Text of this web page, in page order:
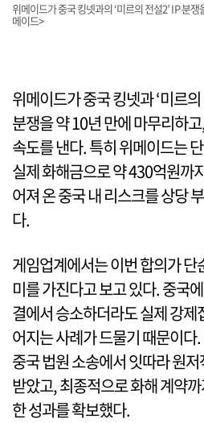
위메이드가 중국 킹넷과의 ‘미르의 전설2’ IP 분
메이드>
위메이드가 중국 킹넷과 ‘미르
분쟁을 약 10년 만에 마무리하
속도를 낸다. 특히 위메이드는
실제 화해금으로 약 430억원까
어져 온 중국 내 리스크를 상당
다.
게임업계에서는 이번 합의가 단
미를 가진다고 보고 있다. 중국
결에서 승소하더라도 실제 강
어지는 사례가 드물기 때문이
중국 법원 소송에서 잇따라 원
받았고, 최종적으로 화해 계약
한 성과를 확보했다.